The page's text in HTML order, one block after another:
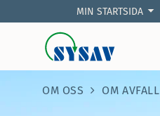
MIN STARTSIDA
OM OSS OM AVFALL